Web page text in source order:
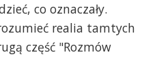
co oznaczały.
realia tamtych
część "Rozmów